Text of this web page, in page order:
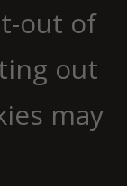
out of
out
may